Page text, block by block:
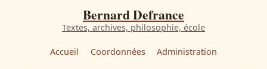
Bernard Defrance
Textes, archives, philosophie, école
Accueil Coordonnées Administration